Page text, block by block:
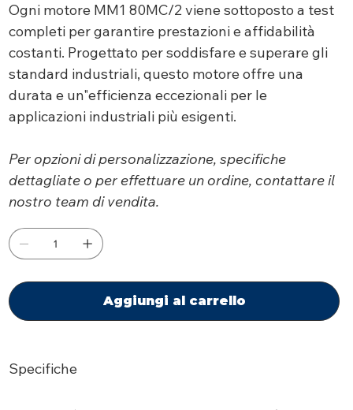
Ogni motore MM1 80MC/2 viene sottoposto a test
completi per garantire prestazioni e affidabilità
costanti. Progettato per soddisfare e superare gli
standard industriali, questo motore offre una
durata e un"efficienza eccezionali per le
applicazioni industriali più esigenti.
Per opzioni di personalizzazione, specifiche
dettagliate o per effettuare un ordine, contattare il
nostro team di vendita.
Aggiungi al carrello
Specifiche